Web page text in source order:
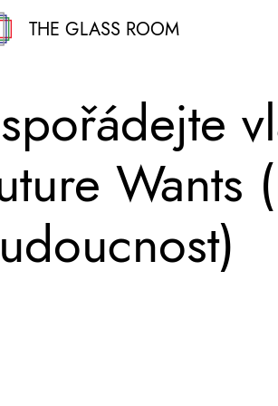
THE GLASS ROOM
Wants